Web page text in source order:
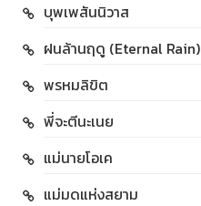
บุพเพสันนิวาส
ฝนล้านฤดู (Eternal Rain)
พรหมลิขิต
พี่จะตีนะเนย
แม่นายโอเค
แม่มดแห่งสยาม